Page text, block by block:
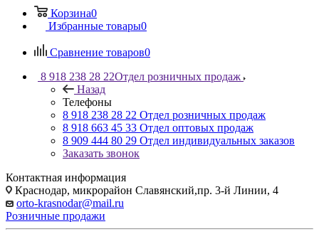
Корзина0
Избранные товары0
Сравнение товаров0
8 918 238 28 22Отдел розничных продаж
Назад
Телефоны
8 918 238 28 22 Отдел розничных продаж
8 918 663 45 33 Отдел оптовых продаж
8 909 444 80 29 Отдел индивидуальных заказов
Заказать звонок
Контактная информация
Краснодар, микрорайон Славянский,пр. 3-й Линии, 4
orto-krasnodar@mail.ru
Розничные продажи